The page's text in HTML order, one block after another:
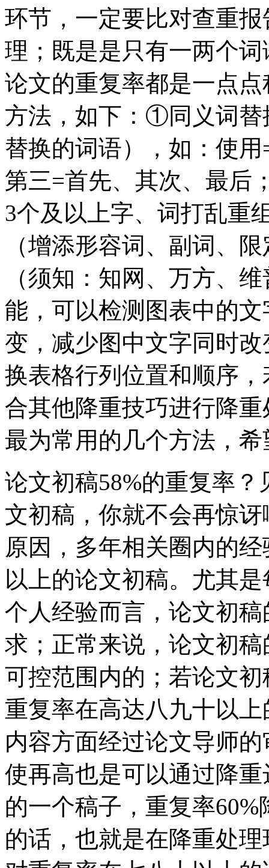
环节，一定要比对查重
理；既是是只有一两个
论文的重复率都是一点
方法，如下：①同义词替
替换的词语），如：使
第三=首先、其次、最后
3个及以上字、词打乱重
（增添形容词、副词、
（须知：知网、万方、
能，可以检测图表中的
变，减少图中文字同时
换表格行列位置和顺序
合其他降重技巧进行降
最为常用的几个方法，
论文初稿58%的重复率
文初稿，你就不会再惊
原因，多年相关圈内的
以上的论文初稿。尤其
个人经验而言，论文初
求；正常来说，论文初
可控范围内的；若论文
重复率在高达八九十以
内容方面经过论文导师
使再高也是可以通过降
的一个稿子，重复率
的话，也就是在降重处